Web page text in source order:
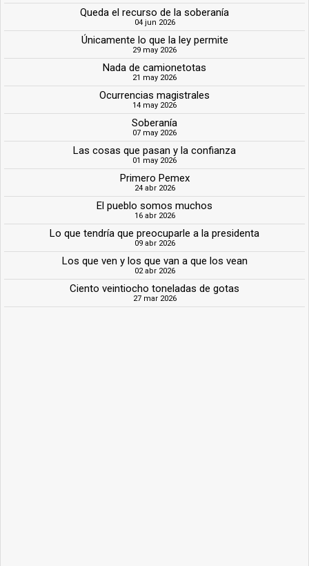
Queda el recurso de la soberanía
04 jun 2026
Únicamente lo que la ley permite
29 may 2026
Nada de camionetotas
21 may 2026
Ocurrencias magistrales
14 may 2026
Soberanía
07 may 2026
Las cosas que pasan y la confianza
01 may 2026
Primero Pemex
24 abr 2026
El pueblo somos muchos
16 abr 2026
Lo que tendría que preocuparle a la presidenta
09 abr 2026
Los que ven y los que van a que los vean
02 abr 2026
Ciento veintiocho toneladas de gotas
27 mar 2026